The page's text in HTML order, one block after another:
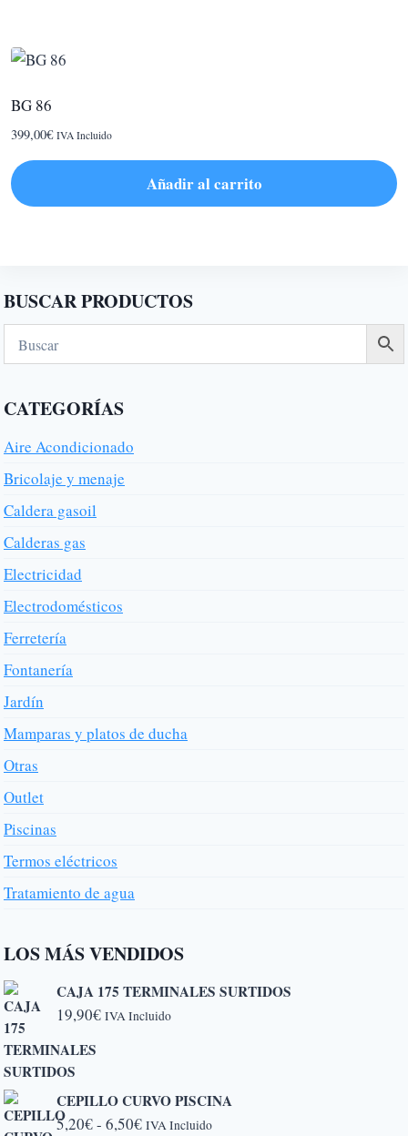
BG 86
399,00€ IVA Incluido
Añadir al carrito
BUSCAR PRODUCTOS
CATEGORÍAS
Aire Acondicionado
Bricolaje y menaje
Caldera gasoil
Calderas gas
Electricidad
Electrodomésticos
Ferretería
Fontanería
Jardín
Mamparas y platos de ducha
Otras
Outlet
Piscinas
Termos eléctricos
Tratamiento de agua
LOS MÁS VENDIDOS
CAJA 175 TERMINALES SURTIDOS
19,90€ IVA Incluido
CEPILLO CURVO PISCINA
5,20€- 6,50€Rango
IVA Incluido